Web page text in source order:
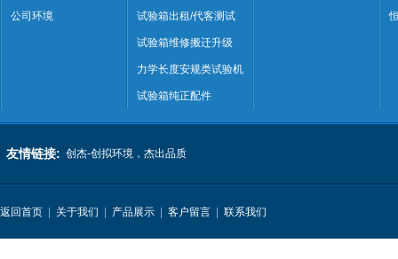
公司环境 试验箱出租/代客测试
试验箱维修搬迁升级
力学长度安规类试验机
试验箱纯正配件
友情链接: 创杰-创拟环境，杰出品质
返回首页 关于我们 产品展示 客户留言 联系我们